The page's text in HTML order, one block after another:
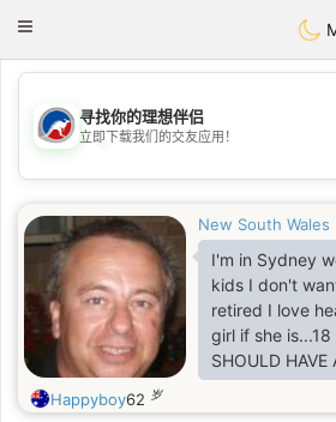
Australia
Toggle
💖
寻找你的理想伴侣
立即下载我们的交友应用！
New South Wales
I'm in Sydney
kids I don't
retired I love
girl if she is...18
SHOULD HAVE
ALWAYS I
head as much
Happyboy62 岁